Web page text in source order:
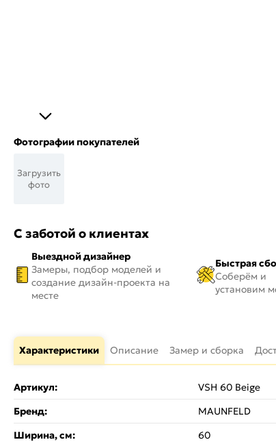
Фотографии покупателей
Загрузить
фото
С заботой о клиентах
Выездной дизайнер
Замеры, подбор моделей и
создание дизайн-проекта на
месте
Быстрая
Соберём и
установим
Характеристики Описание Замер и сборка
Артикул:
VSH 60 Beige
Бренд:
MAUNFELD
Ширина, см:
60